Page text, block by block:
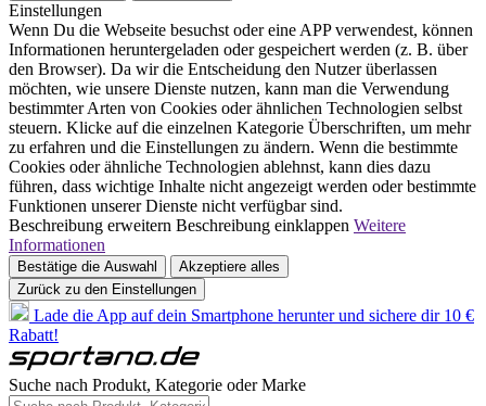
Einstellungen
Wenn Du die Webseite besuchst oder eine APP verwendest, können
Informationen heruntergeladen oder gespeichert werden (z. B. über
den Browser). Da wir die Entscheidung den Nutzer überlassen
möchten, wie unsere Dienste nutzen, kann man die Verwendung
bestimmter Arten von Cookies oder ähnlichen Technologien selbst
steuern. Klicke auf die einzelnen Kategorie Überschriften, um mehr
zu erfahren und die Einstellungen zu ändern. Wenn die bestimmte
Cookies oder ähnliche Technologien ablehnst, kann dies dazu
führen, dass wichtige Inhalte nicht angezeigt werden oder bestimmte
Funktionen unserer Dienste nicht verfügbar sind.
Beschreibung erweitern Beschreibung einklappen Weitere
Informationen
Bestätige die Auswahl
Akzeptiere alles
Zurück zu den Einstellungen
Lade die App auf dein Smartphone herunter und sichere dir 10 €
Rabatt!
Suche nach Produkt, Kategorie oder Marke